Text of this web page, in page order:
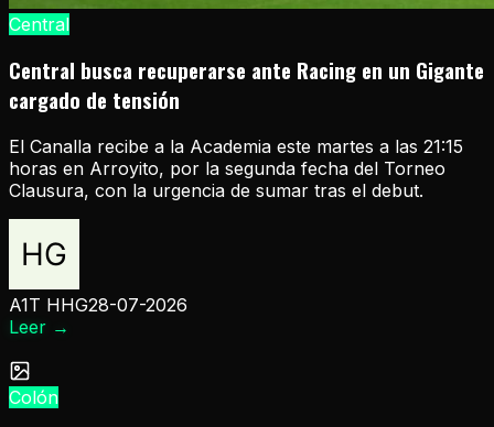
Central
Central busca recuperarse ante Racing en un Gigante
cargado de tensión
El Canalla recibe a la Academia este martes a las 21:15
horas en Arroyito, por la segunda fecha del Torneo
Clausura, con la urgencia de sumar tras el debut.
A1T HHG28-07-2026
Leer →
Colón